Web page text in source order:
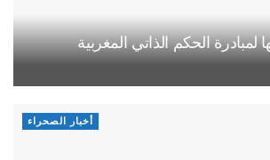
لمبادرة الحكم الذاتي المغربية
أخبار الصحراء